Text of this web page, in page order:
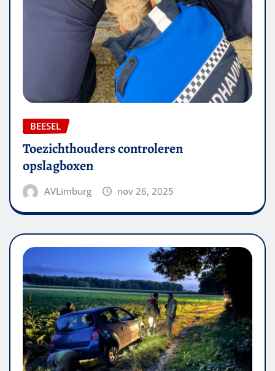
BEESEL
Toezichthouders controleren
opslagboxen
AVLimburg nov 26, 2025